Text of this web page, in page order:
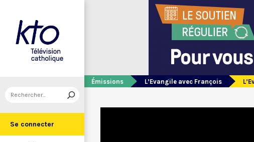
Se connecter
Émissions L’Evangile avec François